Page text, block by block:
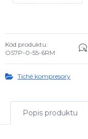
Kód produktu:
OS7P-0-55-6RM
Tiché kompresory
Popis produktu